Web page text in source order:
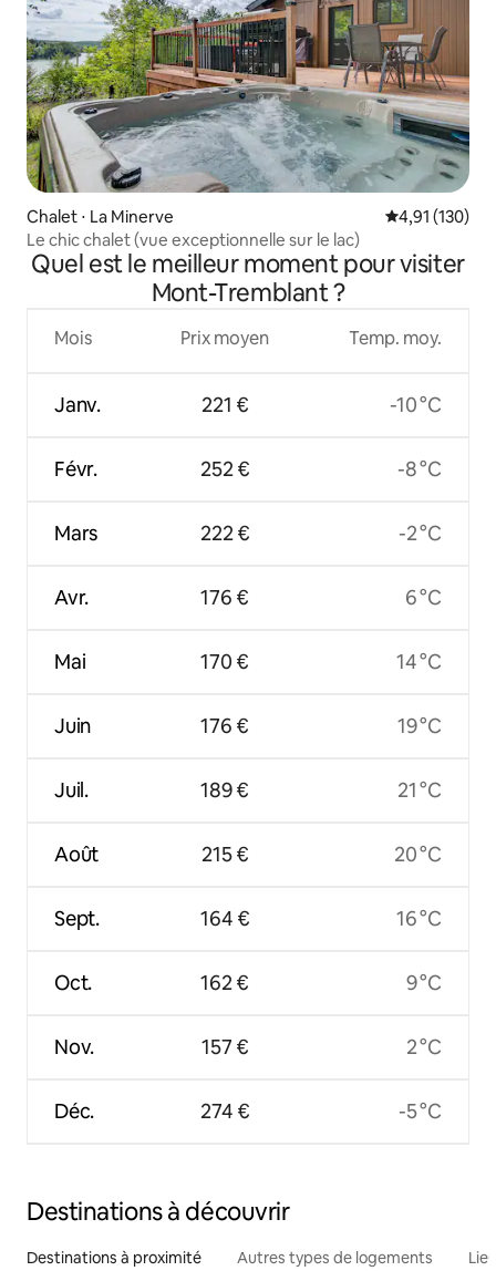
Chalet ⋅ La Minerve Évaluation
4,91 (130)
Le chic chalet (vue exceptionnelle sur le lac)
Quel est le meilleur moment pour visiter
Mont-Tremblant ?
Mois
Janv.
Févr.
Mars
Avr.
Mai
Juin
Juil.
Août
Sept.
Oct.
Nov.
Déc.
Prix moyen
221 €
252 €
222 €
176 €
170 €
176 €
189 €
215 €
164 €
162 €
157 €
274 €
Temp. moy.
-10 °C
-8 °C
-2 °C
6 °C
14 °C
19 °C
21 °C
20 °C
16 °C
9 °C
2 °C
-5 °C
Destinations à découvrir
Destinations à proximité Autres types de logements